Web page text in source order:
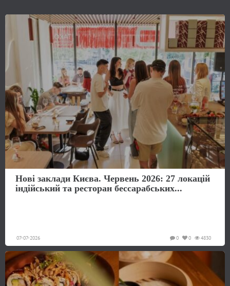
Нові заклади Києва. Червень 2026: 27 локацій
індійський та ресторан бессарабських...
07-07-2026 4830
0
0